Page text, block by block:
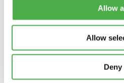
Allow
Allow
Deny
Seuran jäsenet voivat ostaa
kuukausipassin, jolla voi
kaikissa saunoissa.
varata ajan etukäteen tai
liittyä avoimelle vuorolle.